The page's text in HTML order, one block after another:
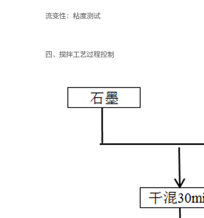
流变性：粘度测试
四、搅拌工艺过程控制